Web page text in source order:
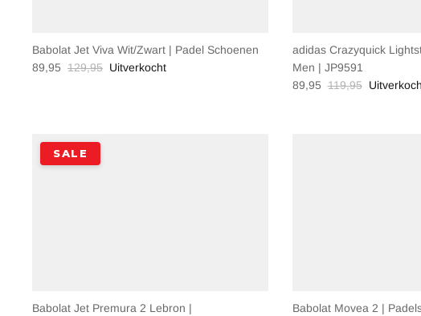
Babolat Jet Viva Wit/Zwart | Padel Schoenen
89,95 129,95 Uitverkocht
adidas Crazyquick
Men | JP9591
89,95 119,95
SALE
Babolat Jet Premura 2 Lebron |
Babolat Movea 2 |